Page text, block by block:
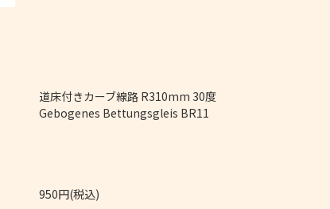
道床付きカーブ線路 R310mm 30度
Gebogenes Bettungsgleis BR11
950円(税込)